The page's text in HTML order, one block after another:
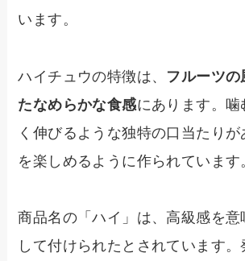
います。
ハイチュウの特徴は、 フルーツの
たなめらかな食感にあります。
く伸びるような独特の口当たり
を楽しめるように作られています
商品名の「ハイ」は、高級感を意
して付けられたとされています。